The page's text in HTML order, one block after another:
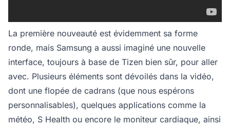
La première nouveauté est évidemment sa forme
ronde, mais Samsung a aussi imaginé une nouvelle
interface, toujours à base de Tizen bien sûr, pour aller
avec. Plusieurs éléments sont dévoilés dans la vidéo,
dont une flopée de cadrans (que nous espérons
personnalisables), quelques applications comme la
météo, S Health ou encore le moniteur cardiaque, ainsi